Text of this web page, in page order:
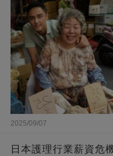
2025/09/07
日本護理行業薪資危